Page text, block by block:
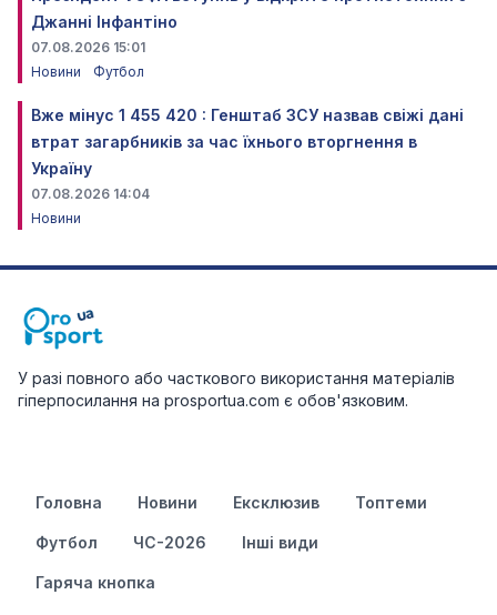
Джанні Інфантіно
07.08.2026 15:01
Новини
Футбол
Вже мінус 1 455 420 : Генштаб ЗСУ назвав свіжі дані
втрат загарбників за час їхнього вторгнення в
Україну
07.08.2026 14:04
Новини
У разі повного або часткового використання матеріалів
гіперпосилання на prosportua.com є обов'язковим.
Головна Новини Ексклюзив Топтеми
Футбол ЧС-2026 Інші види
Гаряча кнопка